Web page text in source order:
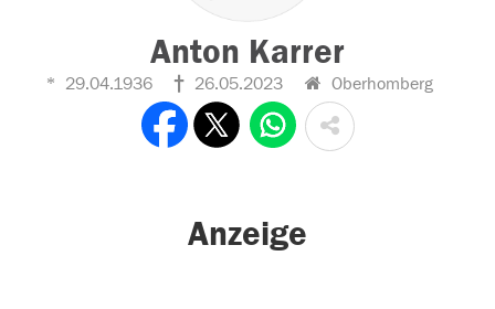
Anton Karrer
29.04.1936 26.05.2023 Oberhomberg
Anzeige